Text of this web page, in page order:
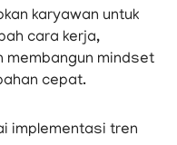
karyawan untuk
cara kerja,
membangun mindset
cepat.
implementasi tren